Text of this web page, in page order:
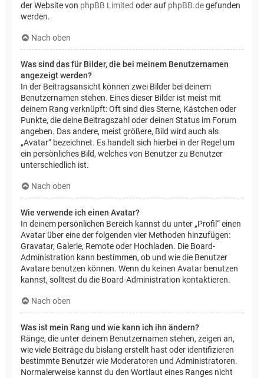
der Website von phpBB Limited oder auf phpBB.degefunden
werden.
Nach oben
Was sind das für Bilder, die bei meinem Benutzernamen
angezeigt werden?
In der Beitragsansicht können zwei Bilder bei deinem
Benutzernamen stehen. Eines dieser Bilder ist meist mit
deinem Rang verknüpft: Oft sind dies Sterne, Kästchen oder
Punkte, die deine Beitragszahl oder deinen Status im Forum
angeben. Das andere, meist größere, Bild wird auch als
„Avatar“ bezeichnet. Es handelt sich hierbei in der Regel um
ein persönliches Bild, welches von Benutzer zu Benutzer
unterschiedlich ist.
Nach oben
Wie verwende ich einen Avatar?
In deinem persönlichen Bereich kannst du unter „Profil“ einen
Avatar über eine der folgenden vier Methoden hinzufügen:
Gravatar, Galerie, Remote oder Hochladen. Die Board-
Administration kann bestimmen, ob und wie die Benutzer
Avatare benutzen können. Wenn du keinen Avatar benutzen
kannst, solltest du die Board-Administration kontaktieren.
Nach oben
Was ist mein Rang und wie kann ich ihn ändern?
Ränge, die unter deinem Benutzernamen stehen, zeigen an,
wie viele Beiträge du bislang erstellt hast oder identifizieren
bestimmte Benutzer wie Moderatoren und Administratoren.
Normalerweise kannst du den Wortlaut eines Ranges nicht